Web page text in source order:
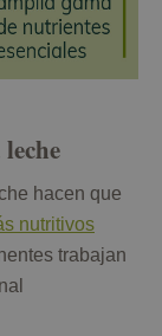
hacen que
nutritivos
trabajan